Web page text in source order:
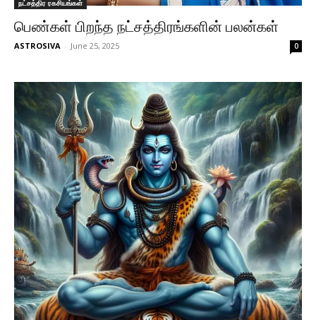
நட்சத்திர ரகசியங்கள்
பெண்கள் பிறந்த நட்சத்திரங்களின் பலன்கள்
ASTROSIVA - June 25, 2025 0